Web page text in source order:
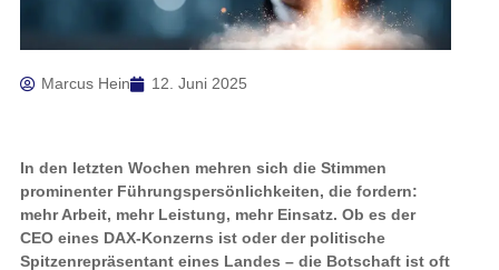
Marcus Hein 12. Juni 2025
In den letzten Wochen mehren sich die Stimmen
prominenter Führungspersönlichkeiten, die fordern:
mehr Arbeit, mehr Leistung, mehr Einsatz. Ob es der
CEO eines DAX-Konzerns ist oder der politische
Spitzenrepräsentant eines Landes – die Botschaft ist oft